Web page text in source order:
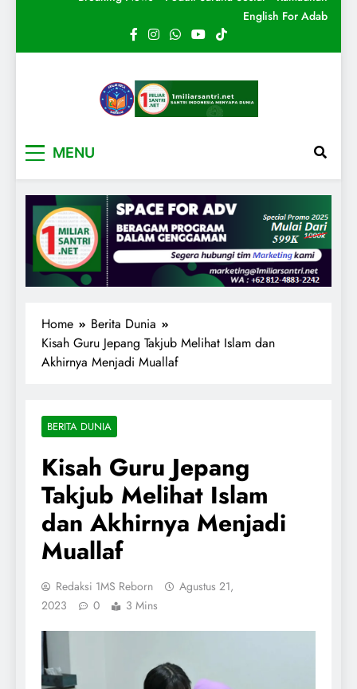
English For Adab
MENU
Home
Berita Dunia
Kisah Guru Jepang Takjub Melihat Islam dan
Akhirnya Menjadi Muallaf
BERITA DUNIA
Kisah Guru Jepang
Takjub Melihat Islam
dan Akhirnya Menjadi
Muallaf
Redaksi 1MS Reborn
Agustus 21,
2023
0 3 Mins